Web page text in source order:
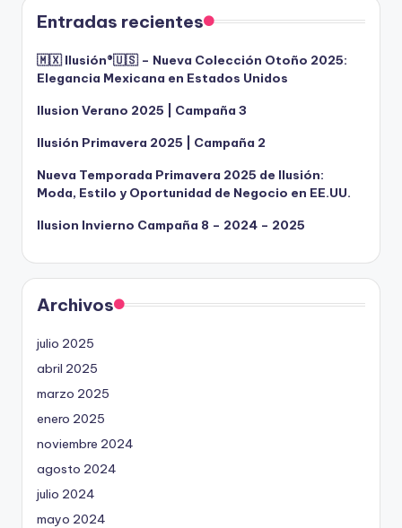
Entradas recientes
🇲🇽 Ilusión®️🇺🇸 – Nueva Colección Otoño 2025:
Elegancia Mexicana en Estados Unidos
Ilusion Verano 2025 | Campaña 3
Ilusión Primavera 2025 | Campaña 2
Nueva Temporada Primavera 2025 de Ilusión:
Moda, Estilo y Oportunidad de Negocio en EE.UU.
Ilusion Invierno Campaña 8 – 2024 – 2025
Archivos
julio 2025
abril 2025
marzo 2025
enero 2025
noviembre 2024
agosto 2024
julio 2024
mayo 2024